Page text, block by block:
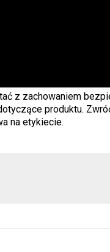
z zachowaniem
produktu.
na etykiecie.